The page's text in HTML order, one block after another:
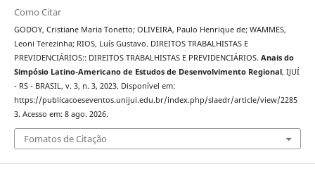
Como Citar
GODOY, Cristiane Maria Tonetto; OLIVEIRA, Paulo Henrique de; WAMMES,
Leoni Terezinha; RIOS, Luís Gustavo. DIREITOS TRABALHISTAS E
PREVIDENCIÁRIOS:: DIREITOS TRABALHISTAS E PREVIDENCIÁRIOS. Anais do
Simpósio Latino-Americano de Estudos de Desenvolvimento Regional, IJUÍ
- RS - BRASIL, v. 3, n. 3, 2023. Disponível em:
https://publicacoeseventos.unijui.edu.br/index.php/slaedr/article/view/2285
3. Acesso em: 8 ago. 2026.
Fomatos de Citação